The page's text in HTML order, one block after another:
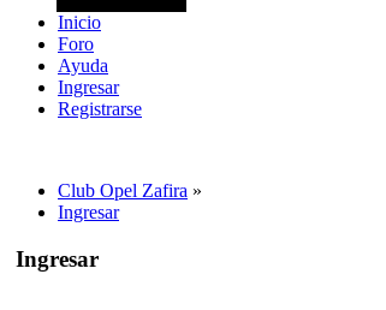
Inicio
Foro
Ayuda
Ingresar
Registrarse
Club Opel Zafira »
Ingresar
Ingresar